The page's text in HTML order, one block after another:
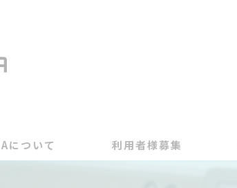
について 利用者様募集